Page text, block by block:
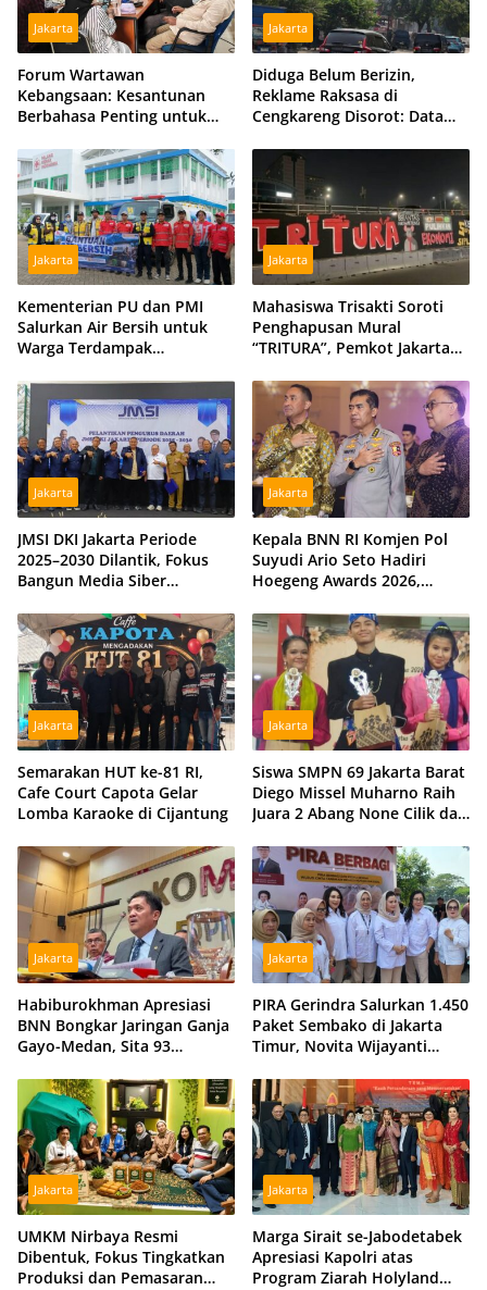
Jakarta
Forum Wartawan
Kebangsaan: Kesantunan
Berbahasa Penting untuk
Jakarta
Diduga Belum Berizin,
Reklame Raksasa di
Cengkareng Disorot: Data
Berbeda
Jakarta
Kementerian PU dan PMI
Salurkan Air Bersih untuk
Warga Terdampak
Tiga Hidran Umum
Disiagakan
Jakarta
Mahasiswa Trisakti Soroti
Penghapusan Mural
“TRITURA”, Pemkot Jakarta
Jakarta
JMSI DKI Jakarta Periode
2025–2030 Dilantik, Fokus
Bangun Media Siber
Jakarta
Kepala BNN RI Komjen Pol
Suyudi Ario Seto Hadiri
Hoegeng Awards 2026,
Sinergi dengan Polri
Jakarta
Semarakan HUT ke-81 RI,
Cafe Court Capota Gelar
Lomba Karaoke di Cijantung
Jakarta
Siswa SMPN 69 Jakarta Barat
Diego Missel Muharno Raih
Juara 2 Abang None Cilik dan
Jakarta
Habiburokhman Apresiasi
BNN Bongkar Jaringan Ganja
Gayo-Medan, Sita 93
Jakarta
PIRA Gerindra Salurkan 1.450
Paket Sembako di Jakarta
Timur, Novita Wijayanti
Prabowo
Jakarta
UMKM Nirbaya Resmi
Dibentuk, Fokus Tingkatkan
Produksi dan Pemasaran
Jakarta
Marga Sirait se-Jabodetabek
Apresiasi Kapolri atas
Program Ziarah Holyland